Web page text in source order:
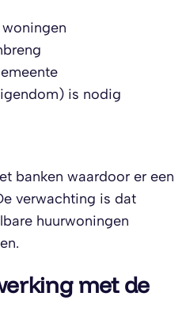
is nodig
banken waardoor er een
verwachting is dat
huurwoningen
met de